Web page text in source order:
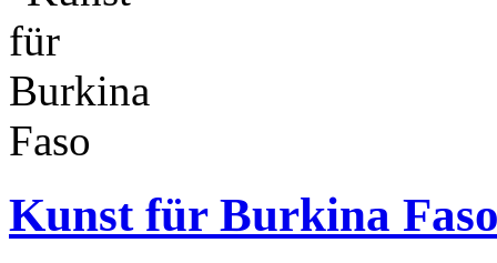
Kunst für Burkina